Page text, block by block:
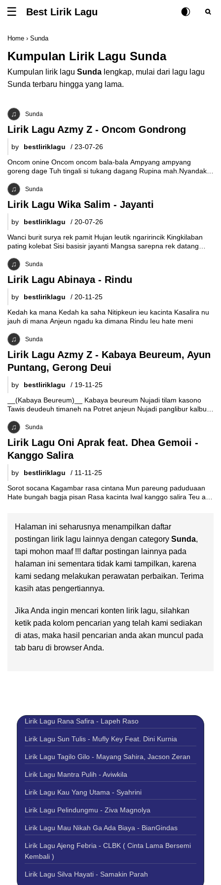
Tombol untuk membuka atau menutup menu
Best Lirik Lagu Rubah Posisi
Tombol
Home › Sunda
Kumpulan Lirik Lagu Sunda
Kumpulan lirik lagu Sunda lengkap, mulai dari lagu lagu
Sunda terbaru hingga yang lama.
Sunda
Lirik Lagu Azmy Z - Oncom Gondrong
by bestliriklagu / 23-07-26
Oncom onine Oncom oncom bala-bala Ampyang ampyang
goreng dage Tuh tingali si tukang dagang Rupina mah.Nyandak
Sunda
Lirik Lagu Wika Salim - Jayanti
by bestliriklagu / 20-07-26
Wanci burit surya rek pamit Hujan leutik ngaririncik Kingkilaban
pating kolebat Sisi basisir jayanti Mangsa sarepna rek datang
Sunda
Lirik Lagu Abinaya - Rindu
by bestliriklagu / 20-11-25
Kedah ka mana Kedah ka saha Nitipkeun ieu kacinta Kasalira nu
jauh di mana Anjeun ngadu ka dimana Rindu Ieu hate meni
Sunda
Lirik Lagu Azmy Z - Kabaya Beureum, Ayun
Puntang, Gerong Deui
by bestliriklagu / 19-11-25
__(Kabaya Beureum)__ Kabaya beureum Nujadi tilam kasono
Tawis deudeuh timaneh na Potret anjeun Nujadi panglibur kalbu
Sunda
Lirik Lagu Oni Aprak feat. Dhea Gemoii -
Kanggo Salira
by bestliriklagu / 11-11-25
Sorot socana Kagambar rasa cintana Mun pareung paduduaan
Hate bungah bagja pisan Rasa kacinta Iwal kanggo salira Teu aya
Halaman ini seharusnya menampilkan daftar
postingan lirik lagu lainnya dengan category Sunda,
tapi mohon maaf !!! daftar postingan lainnya pada
halaman ini sementara tidak kami tampilkan, karena
kami sedang melakukan perawatan perbaikan. Terima
kasih atas pengertiannya.
Jika Anda ingin mencari konten lirik lagu, silahkan
ketik pada kolom pencarian yang telah kami sediakan
di atas, maka hasil pencarian anda akan muncul pada
tab baru di browser Anda.
Lirik Lagu Rana Safira - Lapeh Raso
Lirik Lagu Sun Tulis - Mufly Key Feat. Dini Kurnia
Lirik Lagu Tagilo Gilo - Mayang Sahira, Jacson Zeran
Lirik Lagu Mantra Pulih - Aviwkila
Lirik Lagu Kau Yang Utama - Syahrini
Lirik Lagu Pelindungmu - Ziva Magnolya
Lirik Lagu Mau Nikah Ga Ada Biaya - BianGindas
Lirik Lagu Ajeng Febria - CLBK ( Cinta Lama Bersemi
Kembali )
Lirik Lagu Silva Hayati - Samakin Parah